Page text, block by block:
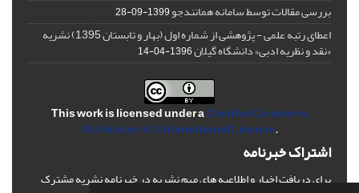
بررسی مقالات توسط سامانه همانندجو1399-09-28
اعطای رتبه علمی - پژوهشی از شماره اول (بهار و تابستان 1395) نشریه
«نقد و نظریه ادبی» دانشگاه گیلان1396-04-14
This work is licensed under aCreative Commons
Attribution 4.0 International License.
اشتراک خبرنامه
برای دریافت اخبار و اطلاعیه های مهم نشریه در خبرنامه نشریه مشترک